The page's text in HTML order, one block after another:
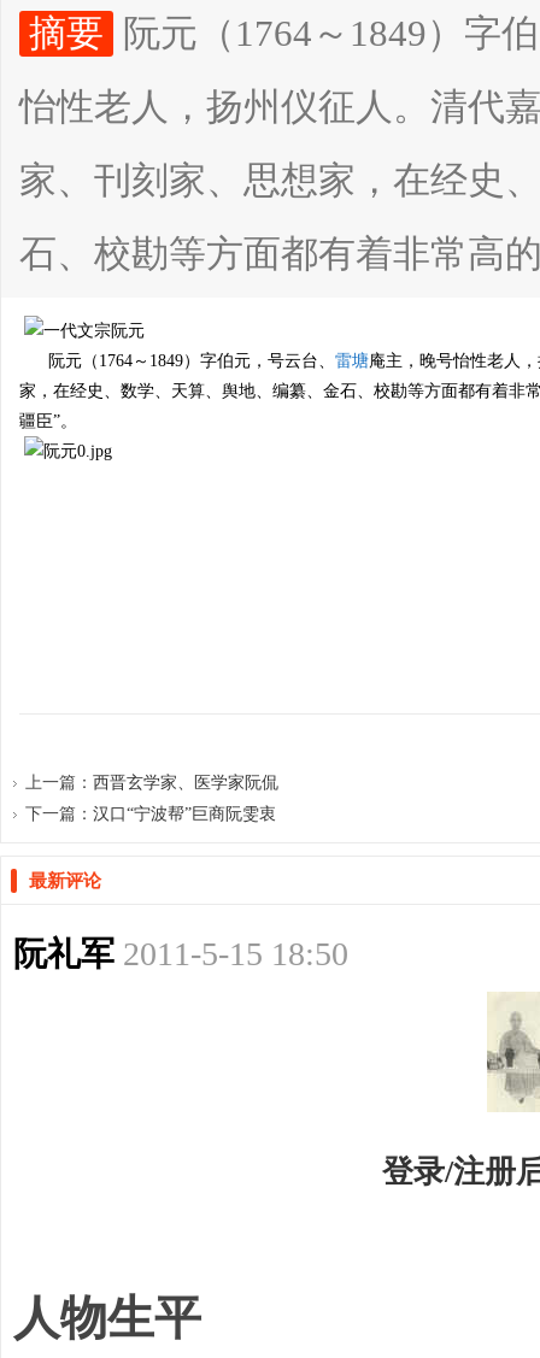
摘要
阮元（1764～1849）字
怡性老人，扬州仪征人。清代
家、刊刻家、思想家，在经史
石、校勘等方面都有着非常高
阮元（1764～1849）字伯元，号云台、 雷塘庵主，晚号怡性老人
家，在经史、数学、天算、舆地、编纂、金石、校勘等方面都有着非
疆臣”。
上一篇： 西晋玄学家、医学家阮侃
下一篇： 汉口“宁波帮”巨商阮雯衷
最新评论
阮礼军 2011-5-15 18:50
登录/注册
人物生平